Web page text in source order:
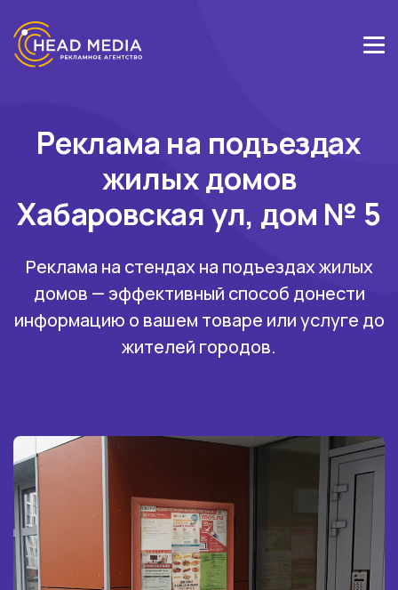
Реклама на подъездах
жилых домов
Хабаровская ул, дом № 5
Реклама на стендах на подъездах жилых
домов — эффективный способ донести
информацию о вашем товаре или услуге до
жителей городов.